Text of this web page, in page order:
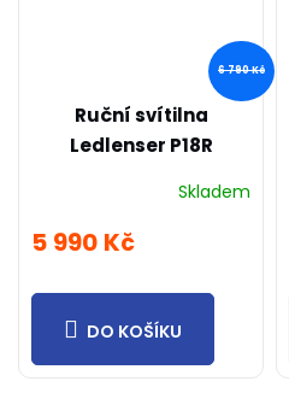
6 790 Kč
Ruční svítilna
Ledlenser P18R
Skladem
5 990 Kč
DO KOŠÍKU